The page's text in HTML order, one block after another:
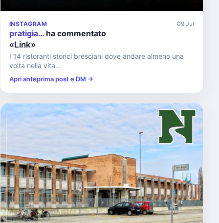
INSTAGRAM 09 Jul
pratigia… ha commentato
«Link»
I 14 ristoranti storici bresciani dove andare almeno una
volta nella vita...
Apri anteprima post e DM →